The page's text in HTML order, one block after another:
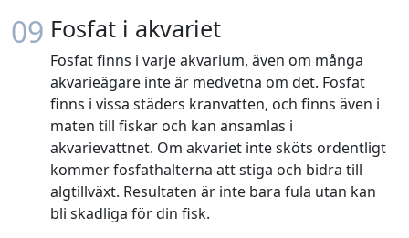
09 Fosfat i akvariet
Fosfat finns i varje akvarium, även om många
akvarieägare inte är medvetna om det. Fosfat
finns i vissa städers kranvatten, och finns även i
maten till fiskar och kan ansamlas i
akvarievattnet. Om akvariet inte sköts ordentligt
kommer fosfathalterna att stiga och bidra till
algtillväxt. Resultaten är inte bara fula utan kan
bli skadliga för din fisk.